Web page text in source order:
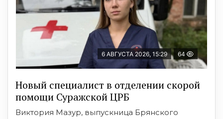
6 АВГУСТА 2026, 15:29 64
Новый специалист в отделении скорой
помощи Суражской ЦРБ
Виктория Мазур, выпускница Брянского